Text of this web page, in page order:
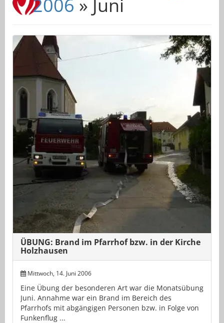
2006 » Juni
ÜBUNG: Brand im Pfarrhof bzw. in der Kirche
Holzhausen
Mittwoch, 14. Juni 2006
Eine Übung der besonderen Art war die Monatsübung
Juni. Annahme war ein Brand im Bereich des
Pfarrhofs mit abgängigen Personen bzw. in Folge von
Funkenflug ...